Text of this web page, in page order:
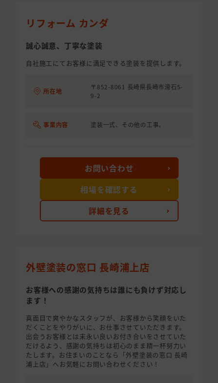
リフォーム カンダ
誠心誠意、丁寧な塗装
自社施工にてお客様に満足できる塗装を提供します。
所在地
〒852-8061 長崎県長崎市滑石5-
9-2
事業内容 塗装一式、その他の工事。
詳細を見る
お問い合わせ
相場を確認する
外壁塗装の窓口 長崎浦上店
お客様への感謝の気持ちは誰にも負けず対応し
ます！
真面目で爽やかなスタッフが、お客様から笑顔をいた
だくことをやりがいに、お仕事させていただきます。
出会うお客様とは末永い良いお付き合いをさせていた
だけるよう、感謝の気持ちは初心のまま精一杯努力い
たします。お住まいのことなら「外壁塗装の窓口 長崎
浦上店」へお気軽にお問い合わせください！